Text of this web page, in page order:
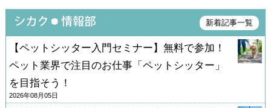
うになったことも、大きな変化のひとつです。
キャリアコンサルタントの資格は、仕事の幅を広げ
るだけでなく、自分の在り方そのものを変えてくれ
る学びだったと感じています。
境があったことが大きな支えとなっていました。
実は、受講を決める直前に別の資格試験の合格発表
があり、「それに合格していたら国家資格キャリア
コンサルタントの取得を目指そう」と考えていたた
め、検討期間は実質2週間もありませんでした。ハ
ローワークでの手続きなども期日ギリギリだったの
ですが、当時は制度を十分に理解できていませんで
り、活動の幅が広がる可能性を強く感じています。
コミュニティでは、「資格を取ったけど、その後ど
うしよう」「キャリア支援をしたいけど、どうした
場を提供できるように準備をしています。
近いものでした。特にキャリアドライブの講座で一
緒に学んだ方は、私が日常的には接することがない
環境の方が多く、会話やフィードバックの時間は印
象的でした。同じテーマを学んでいても、捉え方や
関わり方が全く異なることに気づかされ、人を支援
することの奥深さを実感することができました。
新着記事一覧
【ペットシッター入門セミナー】無料で参加！
ペット業界で注目のお仕事「ペットシッター」
を目指そう！
2026年08月05日